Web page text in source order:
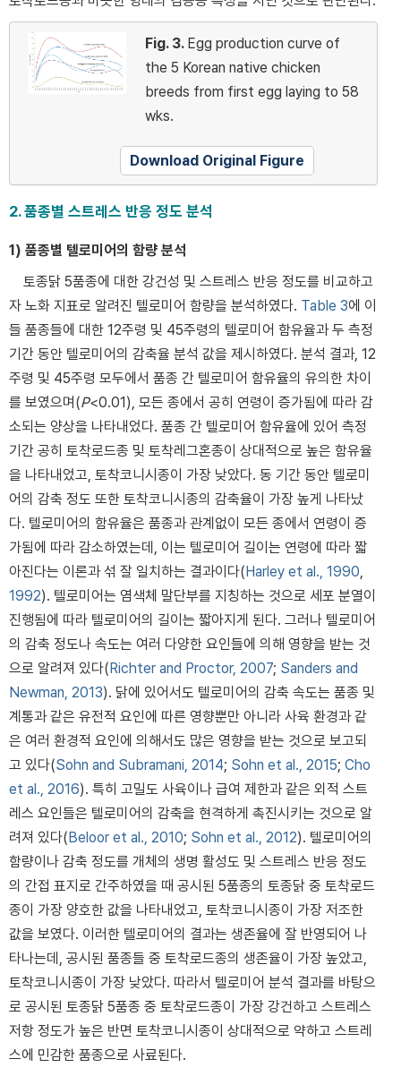
Fig. 3. Egg production curve of
the 5 Korean native chicken
breeds from first egg laying to 58
wks.
Download Original Figure
2. 품종별 스트레스 반응 정도 분석
1) 품종별 텔로미어의 함량 분석
토종닭 5품종에 대한 강건성 및 스트레스 반응 정도를 비교하고
자 노화 지표로 알려진 텔로미어 함량을 분석하였다. Table 3에 이
들 품종들에 대한 12주령 및 45주령의 텔로미어 함유율과 두 측정
기간 동안 텔로미어의 감축율 분석 값을 제시하였다. 분석 결과, 12
주령 및 45주령 모두에서 품종 간 텔로미어 함유율의 유의한 차이
를 보였으며(P<0.01), 모든 종에서 공히 연령이 증가됨에 따라 감
소되는 양상을 나타내었다. 품종 간 텔로미어 함유율에 있어 측정
기간 공히 토착로드종 및 토착레그혼종이 상대적으로 높은 함유율
을 나타내었고, 토착코니시종이 가장 낮았다. 동 기간 동안 텔로미
어의 감축 정도 또한 토착코니시종의 감축율이 가장 높게 나타났
다. 텔로미어의 함유율은 품종과 관계없이 모든 종에서 연령이 증
가됨에 따라 감소하였는데, 이는 텔로미어 길이는 연령에 따라 짧
아진다는 이론과 섞 잘 일치하는 결과이다(Harley et al., 1990,
1992). 텔로미어는 염색체 말단부를 지칭하는 것으로 세포 분열이
진행됨에 따라 텔로미어의 길이는 짧아지게 된다. 그러나 텔로미어
의 감축 정도나 속도는 여러 다양한 요인들에 의해 영향을 받는 것
으로 알려져 있다(Richter and Proctor, 2007; Sanders and
Newman, 2013). 닭에 있어서도 텔로미어의 감축 속도는 품종 및
계통과 같은 유전적 요인에 따른 영향뿐만 아니라 사육 환경과 같
은 여러 환경적 요인에 의해서도 많은 영향을 받는 것으로 보고되
고 있다(Sohn and Subramani, 2014; Sohn et al., 2015; Cho
et al., 2016). 특히 고밀도 사육이나 급여 제한과 같은 외적 스트
레스 요인들은 텔로미어의 감축을 현격하게 촉진시키는 것으로 알
려져 있다(Beloor et al., 2010; Sohn et al., 2012). 텔로미어의
함량이나 감축 정도를 개체의 생명 활성도 및 스트레스 반응 정도
의 간접 표지로 간주하였을 때 공시된 5품종의 토종닭 중 토착로드
종이 가장 양호한 값을 나타내었고, 토착코니시종이 가장 저조한
값을 보였다. 이러한 텔로미어의 결과는 생존율에 잘 반영되어 나
타나는데, 공시된 품종들 중 토착로드종의 생존율이 가장 높았고,
토착코니시종이 가장 낮았다. 따라서 텔로미어 분석 결과를 바탕으
로 공시된 토종닭 5품종 중 토착로드종이 가장 강건하고 스트레스
저항 정도가 높은 반면 토착코니시종이 상대적으로 약하고 스트레
스에 민감한 품종으로 사료된다.